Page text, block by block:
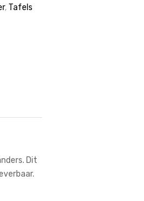
, Tafels
Dit